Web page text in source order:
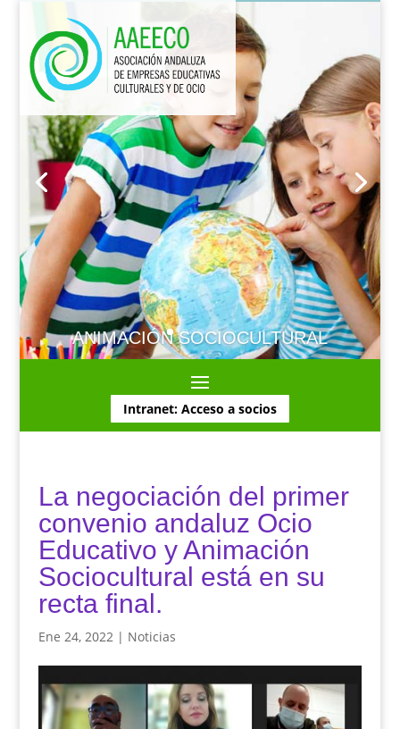
ANIMACIÓN SOCIOCULTURAL
Intranet: Acceso a socios
La negociación del primer
convenio andaluz Ocio
Educativo y Animación
Sociocultural está en su
recta final.
Ene 24, 2022| Noticias